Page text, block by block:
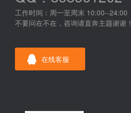
工作时间：周一至周末 10:00--24:00
不要问在不在，咨询请直奔主题谢谢！
在线客服